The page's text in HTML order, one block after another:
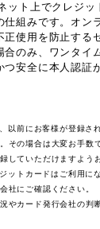
ット上でクレジッ
組みです。オン
使用を防止する
のみ、ワンタイ
安全に本人認証
以前にお客様が登録さ
その場合は大変お手数
していただけますよう
ットカードはご利用に
社にご確認ください。
やカード発行会社の判